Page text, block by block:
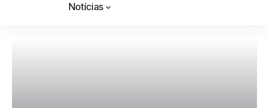
Notícias